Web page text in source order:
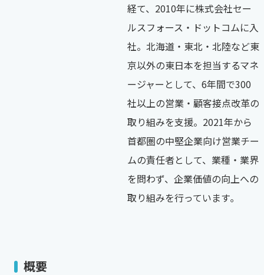
経て、2010年に株式会社セー
ルスフォース・ドットコムに入
社。北海道・東北・北陸など東
京以外の東日本を担当するマネ
ージャーとして、6年間で300
社以上の営業・顧客接点改革の
取り組みを支援。2021年から
首都圏の中堅企業向け営業チー
ムの責任者として、業種・業界
を問わず、企業価値の向上への
取り組みを行っています｡
概要